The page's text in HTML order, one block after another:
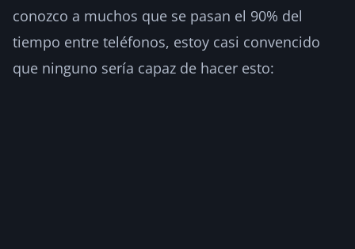
conozco a muchos que se pasan el 90% del
tiempo entre teléfonos, estoy casi convencido
que ninguno sería capaz de hacer esto: